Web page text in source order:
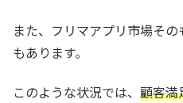
また、フリマアプリ市場そ
もあります。
このような状況では、 顧客満